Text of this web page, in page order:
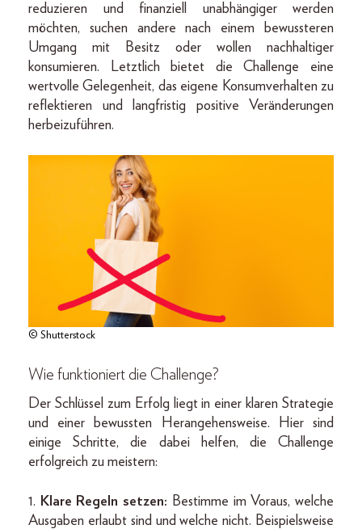
reduzieren und finanziell unabhängiger werden
möchten, suchen andere nach einem bewussteren
Umgang mit Besitz oder wollen nachhaltiger
konsumieren. Letztlich bietet die Challenge eine
wertvolle Gelegenheit, das eigene Konsumverhalten zu
reflektieren und langfristig positive Veränderungen
herbeizuführen.
© Shutterstock
Wie funktioniert die Challenge?
Der Schlüssel zum Erfolg liegt in einer klaren Strategie
und einer bewussten Herangehensweise. Hier sind
einige Schritte, die dabei helfen, die Challenge
erfolgreich zu meistern:
1. Klare Regeln setzen: Bestimme im Voraus, welche
Ausgaben erlaubt sind und welche nicht. Beispielsweise